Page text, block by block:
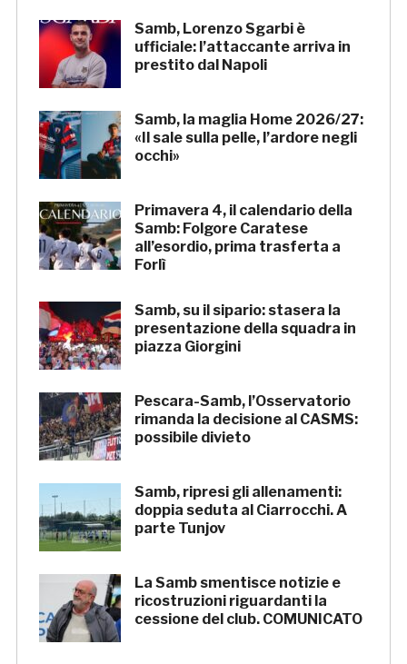
Samb, Lorenzo Sgarbi è
ufficiale: l’attaccante arriva in
prestito dal Napoli
Samb, la maglia Home 2026/27:
«Il sale sulla pelle, l’ardore negli
occhi»
Primavera 4, il calendario della
Samb: Folgore Caratese
all’esordio, prima trasferta a
Forlì
Samb, su il sipario: stasera la
presentazione della squadra in
piazza Giorgini
Pescara-Samb, l’Osservatorio
rimanda la decisione al CASMS:
possibile divieto
Samb, ripresi gli allenamenti:
doppia seduta al Ciarrocchi. A
parte Tunjov
La Samb smentisce notizie e
ricostruzioni riguardanti la
cessione del club. COMUNICATO